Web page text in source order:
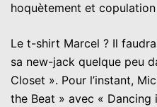
hoquètement et
Le t-shirt Marcel ? Il
sa new-jack quelque peu
Closet ». Pour l’instant,
the Beat » avec «